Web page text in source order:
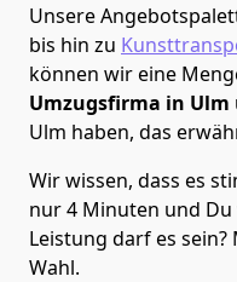
Unsere
bis hin zu
können wir eine
Umzugsfirma in Ulm
Ulm haben, das
Wir wissen, dass es
nur 4 Minuten und
Leistung darf es
Wahl.